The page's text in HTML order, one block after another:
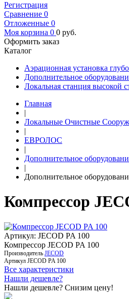
Регистрация
Сравнение 0
Отложенные 0
Моя корзина 0 0 руб.
Оформить заказ
Каталог
Аэрационная установка
Дополнительное
Локальная станция высокой
Главная
|
Локальные Очистные
|
ЕВРОЛОС
|
Дополнительное
|
Дополнительное
Компрессор
Артикул: JECOD PA 100
Компрессор JECOD PA 100
Производитель JECOD
Артикул JECOD PA 100
Все характеристики
Нашли дешевле?
Нашли дешевле? Снизим цену!